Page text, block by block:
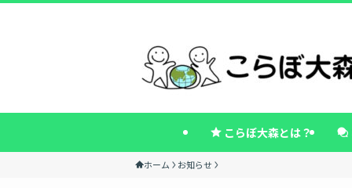
こらぼ大森とは？
ホーム お知らせ